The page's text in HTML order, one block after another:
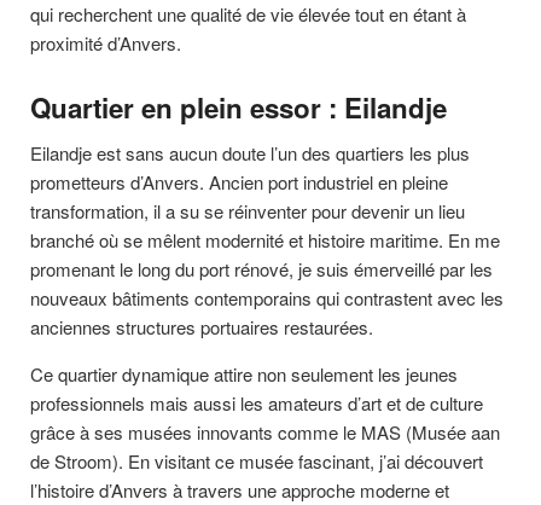
qui recherchent une qualité de vie élevée tout en étant à
proximité d’Anvers.
Quartier en plein essor : Eilandje
Eilandje est sans aucun doute l’un des quartiers les plus
prometteurs d’Anvers. Ancien port industriel en pleine
transformation, il a su se réinventer pour devenir un lieu
branché où se mêlent modernité et histoire maritime. En me
promenant le long du port rénové, je suis émerveillé par les
nouveaux bâtiments contemporains qui contrastent avec les
anciennes structures portuaires restaurées.
Ce quartier dynamique attire non seulement les jeunes
professionnels mais aussi les amateurs d’art et de culture
grâce à ses musées innovants comme le MAS (Musée aan
de Stroom). En visitant ce musée fascinant, j’ai découvert
l’histoire d’Anvers à travers une approche moderne et